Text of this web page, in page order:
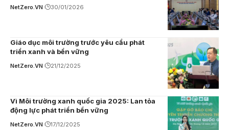
NetZero.VN 30/01/2026
Giáo dục môi trường trước yêu cầu phát
triển xanh và bền vững
NetZero.VN 21/12/2025
Vì Môi trường xanh quốc gia 2025: Lan tỏa
động lực phát triển bền vững
NetZero.VN 17/12/2025